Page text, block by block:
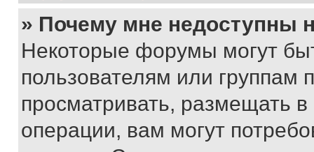
» Почему мне недоступны
Некоторые форумы могут
пользователям или группам
просматривать, размещать
операции, вам могут